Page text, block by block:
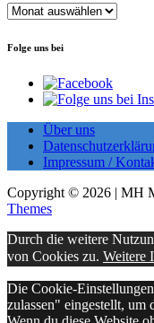
Archiv
Folge uns bei
Über uns
Impressum /
Copyright © 2026 | MH
Themes
Durch die weitere
von Cookies zu. Weitere
Die Cookie-
zulassen" eingestellt, um